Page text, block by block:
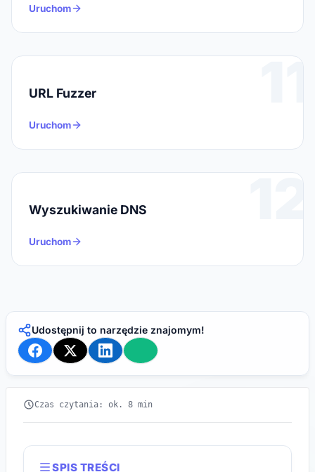
Uruchom
11
URL Fuzzer
Uruchom
12
Wyszukiwanie DNS
Uruchom
Udostępnij to narzędzie znajomym!
Czas czytania: ok. 8 min
SPIS TREŚCI